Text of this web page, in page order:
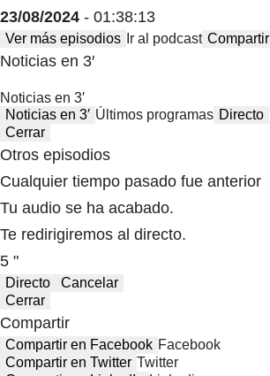
23/08/2024 - 01:38:13
Ver más episodios Ir al podcast Compartir
Noticias en 3′
Noticias en 3′
Noticias en 3′ Últimos programas Directo
Cerrar
Otros episodios
Cualquier tiempo pasado fue anterior
Tu audio se ha acabado.
Te redirigiremos al directo.
5 "
Directo
Cancelar
Cerrar
Compartir
Compartir en Facebook Facebook
Compartir en Twitter Twitter